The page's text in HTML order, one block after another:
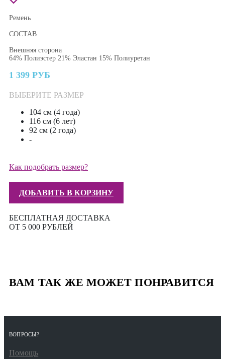
Ремень
СОСТАВ
Внешняя сторона
64% Полиэстер 21% Эластан 15% Полиуретан
1 399 РУБ
ВЫБЕРИТЕ РАЗМЕР
104 см (4 года)
116 см (6 лет)
92 см (2 года)
-
Как подобрать размер?
ДОБАВИТЬ В КОРЗИНУ
БЕСПЛАТНАЯ ДОСТАВКА
ОТ 5 000 РУБЛЕЙ
ВАМ ТАК ЖЕ МОЖЕТ ПОНРАВИТСЯ
ВОПРОСЫ?
Помощь